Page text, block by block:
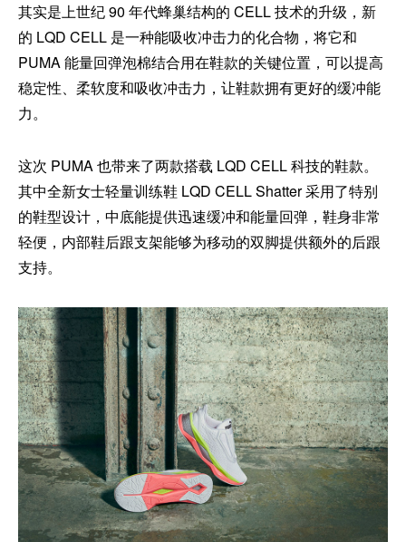
其实是上世纪 90 年代蜂巢结构的 CELL 技术的升级，新
的 LQD CELL 是一种能吸收冲击力的化合物，将它和
PUMA 能量回弹泡棉结合用在鞋款的关键位置，可以提高
稳定性、柔软度和吸收冲击力，让鞋款拥有更好的缓冲能
力。
这次 PUMA 也带来了两款搭载 LQD CELL 科技的鞋款。
其中全新女士轻量训练鞋 LQD CELL Shatter 采用了特别
的鞋型设计，中底能提供迅速缓冲和能量回弹，鞋身非常
轻便，内部鞋后跟支架能够为移动的双脚提供额外的后跟
支持。